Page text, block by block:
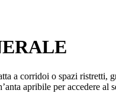
a corridoi o spazi
apribile per accedere